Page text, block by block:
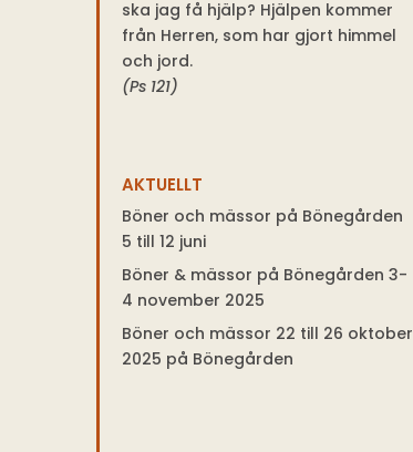
ska jag få hjälp? Hjälpen kommer
från Herren, som har gjort himmel
och jord.
(Ps 121)
AKTUELLT
Böner och mässor på Bönegården
5 till 12 juni
Böner & mässor på Bönegården 3-
4 november 2025
Böner och mässor 22 till 26 oktober
2025 på Bönegården